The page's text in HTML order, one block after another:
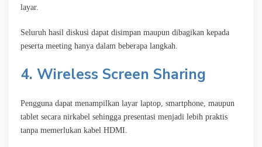
layar.
Seluruh hasil diskusi dapat disimpan maupun dibagikan kepada
peserta meeting hanya dalam beberapa langkah.
4. Wireless Screen Sharing
Pengguna dapat menampilkan layar laptop, smartphone, maupun
tablet secara nirkabel sehingga presentasi menjadi lebih praktis
tanpa memerlukan kabel HDMI.